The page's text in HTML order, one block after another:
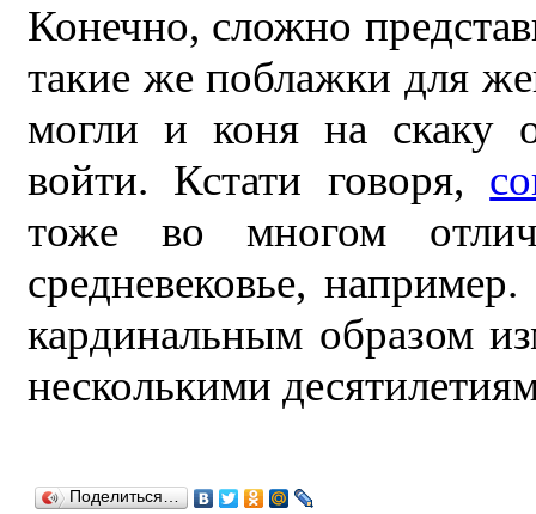
Конечно, сложно
такие же поблажки для
могли и коня на скаку
войти. Кстати говоря,
тоже во многом
средневековье,
кардинальным образом
несколькими
Поделиться…